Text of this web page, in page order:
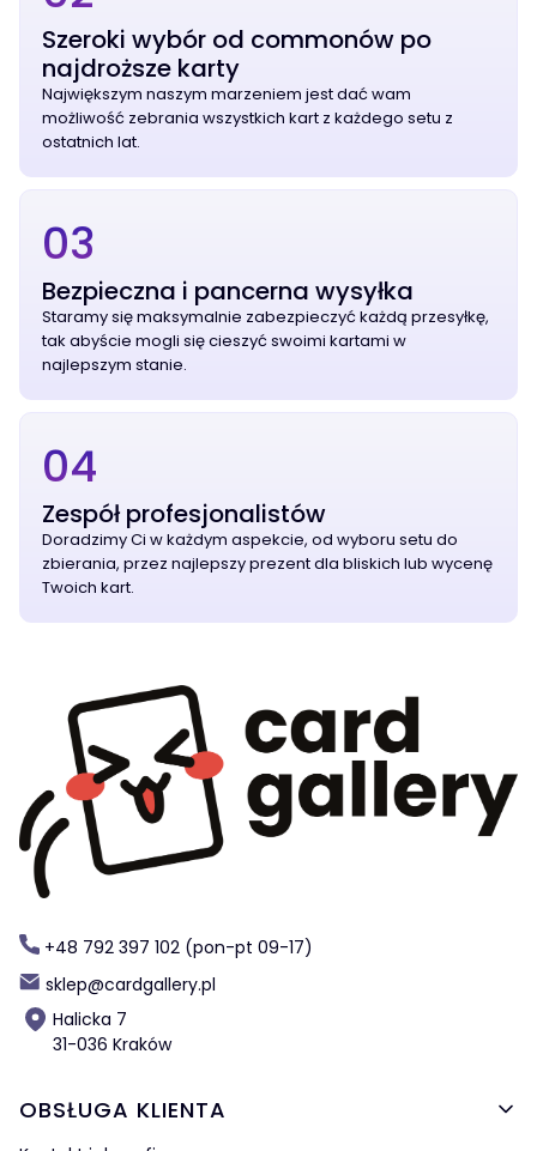
Szeroki wybór od commonów po
najdroższe karty
Największym naszym marzeniem jest dać wam
możliwość zebrania wszystkich kart z każdego setu z
ostatnich lat.
03
Bezpieczna i pancerna wysyłka
Staramy się maksymalnie zabezpieczyć każdą przesyłkę,
tak abyście mogli się cieszyć swoimi kartami w
najlepszym stanie.
04
Zespół profesjonalistów
Doradzimy Ci w każdym aspekcie, od wyboru setu do
zbierania, przez najlepszy prezent dla bliskich lub wycenę
Twoich kart.
+48 792 397 102 (pon-pt 09-17)
sklep@cardgallery.pl
Halicka 7
31-036 Kraków
Linki w stopce
OBSŁUGA KLIENTA